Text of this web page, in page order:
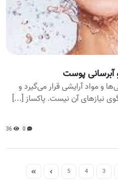
آبرسانی پوست
و مواد آرایشی قرار می‌گیرد و
نیازهای آن نیست. پاکساز [...]
0
36
3
4
5